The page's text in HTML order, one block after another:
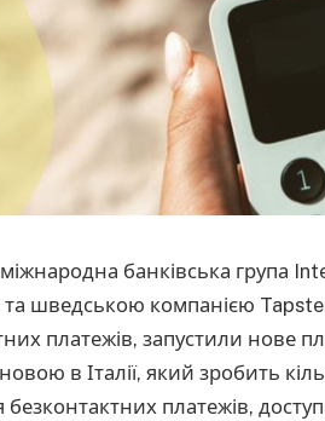
міжнародна банківська група
шведською компанією
платежів, запустили нове
в Італії, який зробить
безконтактних платежів,